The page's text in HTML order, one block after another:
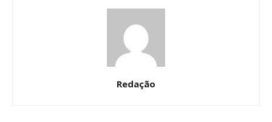
Redação